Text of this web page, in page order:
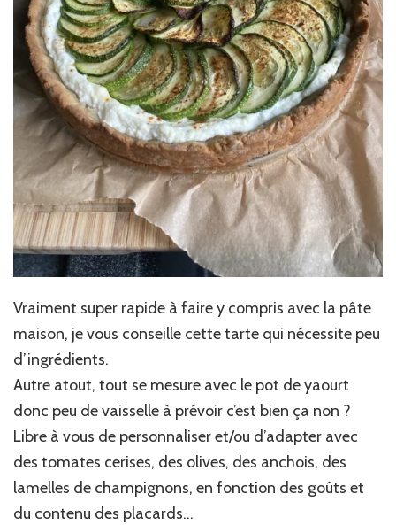
Vraiment super rapide à faire y compris avec la pâte
maison, je vous conseille cette tarte qui nécessite peu
d’ingrédients.
Autre atout, tout se mesure avec le pot de yaourt
donc peu de vaisselle à prévoir c’est bien ça non ?
Libre à vous de personnaliser et/ou d’adapter avec
des tomates cerises, des olives, des anchois, des
lamelles de champignons, en fonction des goûts et
du contenu des placards…